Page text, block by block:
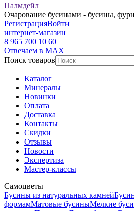
Палмдейл
Очарование бусинами - бусины,
РегистрацияВойти
интернет-магазин
8 965 700 10 60
Отвечаем в MAX
Поиск товаров
Каталог
Минералы
Новинки
Оплата
Доставка
Контакты
Скидки
Отзывы
Новости
Экспертиза
Мастер-классы
Самоцветы
Бусины из натуральных камней
формамМатовые бусиныМелкие